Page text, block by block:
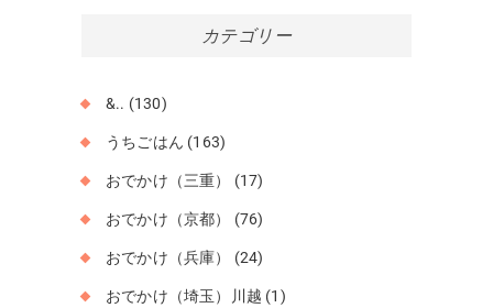
カテゴリー
&.. (130)
うちごはん (163)
おでかけ（三重） (17)
おでかけ（京都） (76)
おでかけ（兵庫） (24)
おでかけ（埼玉）川越 (1)